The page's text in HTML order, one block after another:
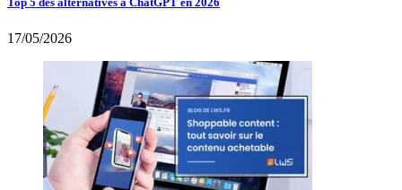
17/05/2026